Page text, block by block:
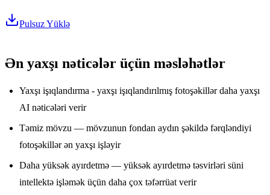
Pulsuz Yüklə
Ən yaxşı nəticələr üçün məsləhətlər
Yaxşı işıqlandırma - yaxşı işıqlandırılmış fotoşəkillər daha yaxşı
AI nəticələri verir
Təmiz mövzu — mövzunun fondan aydın şəkildə fərqləndiyi
fotoşəkillər ən yaxşı işləyir
Daha yüksək ayırdetmə — yüksək ayırdetmə təsvirləri süni
intellektə işləmək üçün daha çox təfərrüat verir